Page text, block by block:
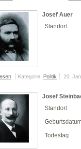
Josef Auer
Standort
Kategorie: Politik 20.
Josef
Standort
Todestag